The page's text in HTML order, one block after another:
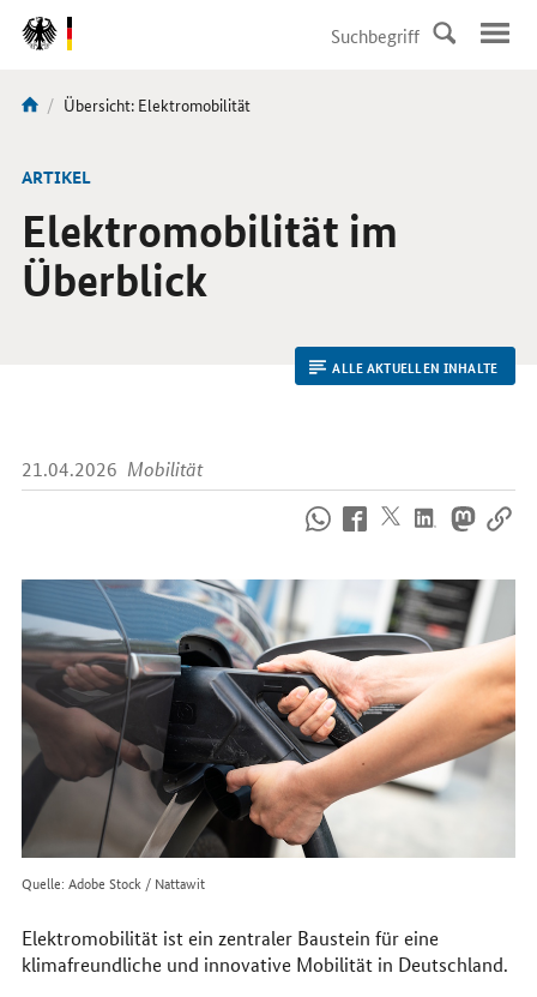
DirektZu:
Navigation
Sie
hier:
Aktuelle
Übersicht: Elektromobilität
ARTIKEL
Elektromobilität im
Überblick
ALLE AKTUELLEN INHALTE
21.04.2026 Mobilität
uns
im
Internet
Quelle: Adobe Stock / Nattawit
Elektromobilität ist ein zentraler Baustein für eine
klimafreundliche und innovative Mobilität in Deutschland.